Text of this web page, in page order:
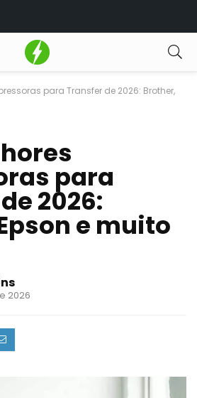
para Transfer de 2026: Brother,
para
2026:
e muito
2026